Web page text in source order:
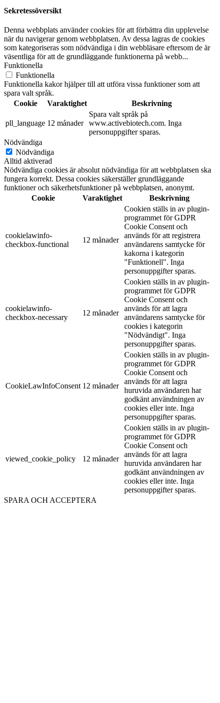
Sekretessöversikt
Denna webbplats använder cookies för att förbättra din upplevelse
när du navigerar genom webbplatsen. Av dessa lagras de cookies
som kategoriseras som nödvändiga i din webbläsare eftersom de är
väsentliga för att de grundläggande funktionerna på webb...
Funktionella
Funktionella
Funktionella kakor hjälper till att utföra vissa funktioner som att
spara valt språk.
Cookie
Varaktighet Beskrivning
pll_language 12 månader
Spara valt språk på
www.activebiotech.com. Inga
personuppgifter sparas.
Nödvändiga
Nödvändiga
Alltid aktiverad
Nödvändiga cookies är absolut nödvändiga för att webbplatsen ska
fungera korrekt. Dessa cookies säkerställer grundläggande
funktioner och säkerhetsfunktioner på webbplatsen, anonymt.
Cookie
Varaktighet Beskrivning
cookielawinfo-
checkbox-functional
12 månader
Cookien ställs in av plugin-
programmet för GDPR
Cookie Consent och
används för att registrera
användarens samtycke för
kakorna i kategorin
"Funktionell". Inga
personuppgifter sparas.
cookielawinfo-
checkbox-necessary
12 månader
Cookien ställs in av plugin-
programmet för GDPR
Cookie Consent och
används för att lagra
användarens samtycke för
cookies i kategorin
"Nödvändigt". Inga
personuppgifter sparas.
CookieLawInfoConsent 12 månader
Cookien ställs in av plugin-
programmet för GDPR
Cookie Consent och
används för att lagra
huruvida användaren har
godkänt användningen av
cookies eller inte. Inga
personuppgifter sparas.
viewed_cookie_policy 12 månader
Cookien ställs in av plugin-
programmet för GDPR
Cookie Consent och
används för att lagra
huruvida användaren har
godkänt användningen av
cookies eller inte. Inga
personuppgifter sparas.
SPARA OCH ACCEPTERA